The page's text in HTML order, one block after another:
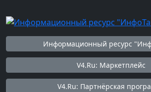
Информационный ресурс
V4.Ru: Маркетплейс
V4.Ru: Партнёрская